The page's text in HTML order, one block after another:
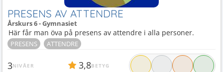
PRESENS AV ATTENDRE
Årskurs 6 - Gymnasiet
Här får man öva på presens av attendre i alla personer.
PRESENS ATTENDRE
3NIVÅER 3,8BETYG